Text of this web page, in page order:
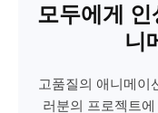
모두에게
니
고품질의 애니메이
러분의 프로젝트